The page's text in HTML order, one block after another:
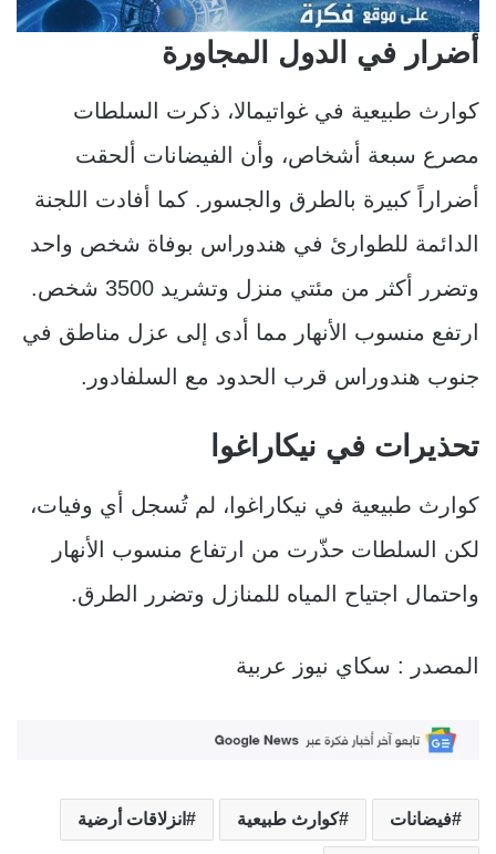
أضرار في الدول المجاورة
كوارث طبيعية في غواتيمالا، ذكرت السلطات
مصرع سبعة أشخاص، وأن الفيضانات ألحقت
أضراراً كبيرة بالطرق والجسور. كما أفادت اللجنة
الدائمة للطوارئ في هندوراس بوفاة شخص واحد
وتضرر أكثر من مئتي منزل وتشريد 3500 شخص.
ارتفع منسوب الأنهار مما أدى إلى عزل مناطق في
جنوب هندوراس قرب الحدود مع السلفادور.
تحذيرات في نيكاراغوا
كوارث طبيعية في نيكاراغوا، لم تُسجل أي وفيات،
لكن السلطات حذّرت من ارتفاع منسوب الأنهار
واحتمال اجتياح المياه للمنازل وتضرر الطرق.
المصدر : سكاي نيوز عربية
فيضانات كوارث طبيعية انزلاقات أرضية